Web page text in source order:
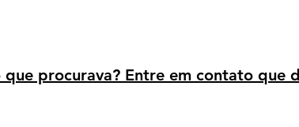
procurava? Entre em contato que